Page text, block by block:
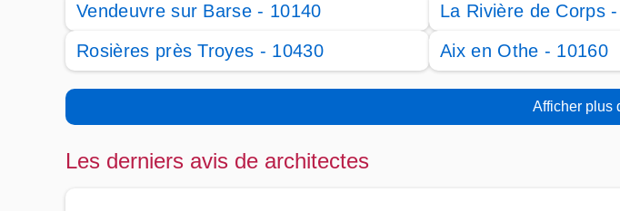
Vendeuvre sur Barse - 10140
La Rivière de Corps
Rosières près Troyes - 10430
Aix en Othe - 10160
Afficher plus
Les derniers avis de architectes